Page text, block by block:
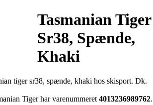
Tasmanian Tiger
Sr38, Spænde,
Khaki
tiger sr38, spænde, khaki hos skisport. Dk.
Tiger har varenummeret 4013236989762.